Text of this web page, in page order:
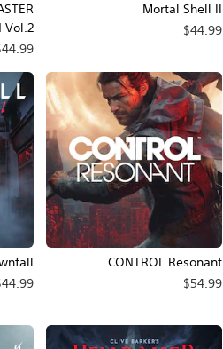
Mortal Shell II
$44.99
Vol.2
CONTROL Resonant
$54.99